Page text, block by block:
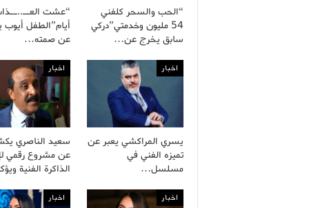
“الحب والسحر كلفني
54 مليون وخدمتي”دركي
سابق يخرج عن…
أيام”الطفل
عن صمته…
اخبار
يسري المراكشي يعبر عن
تميزه الفني في
مسلسل…
اخبار
سعيد الناصري
عن مشروع رقمي
الذاكرة الفنية
اخبار اخبار